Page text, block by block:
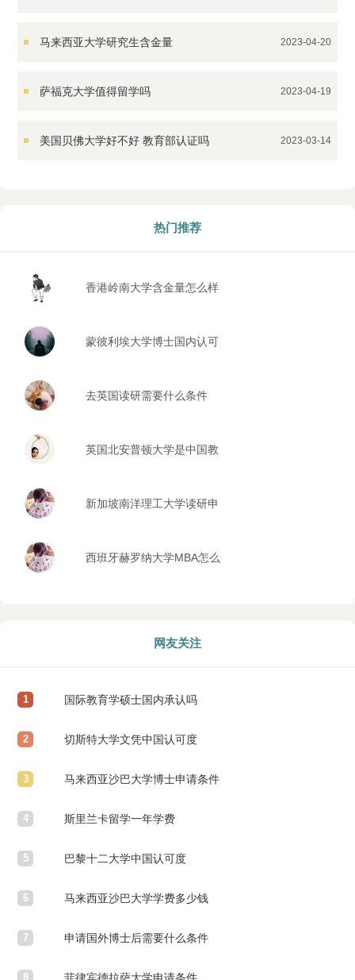
马来西亚大学研究生含金量 2023-04-20
萨福克大学值得留学吗 2023-04-19
美国贝佛大学好不好 教育部认证吗 2023-03-14
热门推荐
香港岭南大学含金量怎么样
蒙彼利埃大学博士国内认可
去英国读研需要什么条件
英国北安普顿大学是中国教
新加坡南洋理工大学读研申
西班牙赫罗纳大学MBA怎么
网友关注
1 国际教育学硕士国内承认吗
2 切斯特大学文凭中国认可度
3 马来西亚沙巴大学博士申请条件
4 斯里兰卡留学一年学费
5 巴黎十二大学中国认可度
6 马来西亚沙巴大学学费多少钱
7 申请国外博士后需要什么条件
8